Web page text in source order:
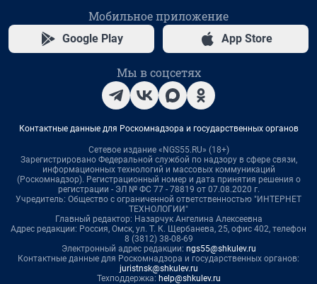
Мобильное приложение
Google Play App Store
Мы в соцсетях
Контактные данные для Роскомнадзора и государственных органов
Сетевое издание «NGS55.RU» (18+)
Зарегистрировано Федеральной службой по надзору в сфере связи,
информационных технологий и массовых коммуникаций
(Роскомнадзор). Регистрационный номер и дата принятия решения о
регистрации - ЭЛ № ФС 77 - 78819 от 07.08.2020 г.
Учредитель: Общество с ограниченной ответственностью "ИНТЕРНЕТ
ТЕХНОЛОГИИ"
Главный редактор: Назарчук Ангелина Алексеевна
Адрес редакции: Россия, Омск, ул. Т. К. Щербанева, 25, офис 402, телефон
8 (3812) 38-08-69
Электронный адрес редакции: ngs55@shkulev.ru
Контактные данные для Роскомнадзора и государственных органов:
juristnsk@shkulev.ru
Техподдержка: help@shkulev.ru